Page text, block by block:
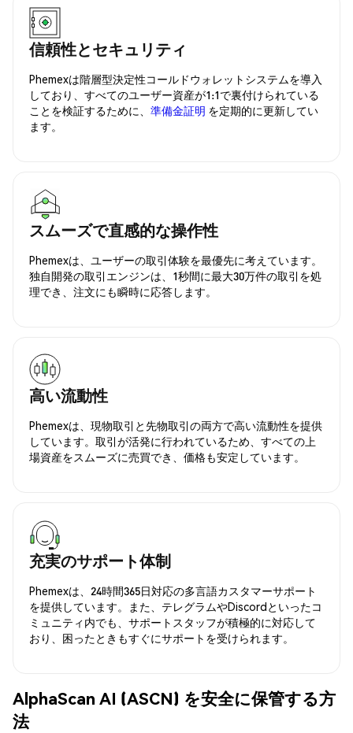
信頼性とセキュリティ
Phemexは階層型決定性コールドウォレットシステムを導入
しており、すべてのユーザー資産が1:1で裏付けられている
ことを検証するために、 準備金証明 を定期的に更新してい
ます。
スムーズで直感的な操作性
Phemexは、ユーザーの取引体験を最優先に考えています。
独自開発の取引エンジンは、1秒間に最大30万件の取引を処
理でき、注文にも瞬時に応答します。
高い流動性
Phemexは、現物取引と先物取引の両方で高い流動性を提供
しています。取引が活発に行われているため、すべての上
場資産をスムーズに売買でき、価格も安定しています。
充実のサポート体制
Phemexは、24時間365日対応の多言語カスタマーサポート
を提供しています。また、テレグラムやDiscordといったコ
ミュニティ内でも、サポートスタッフが積極的に対応して
おり、困ったときもすぐにサポートを受けられます。
AlphaScan AI (ASCN) を安全に保管する方
法